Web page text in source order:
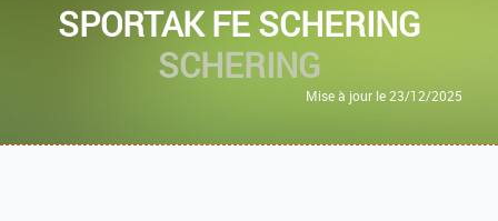
SPORTAK FE SCHERING
SCHERING
Mise à jour le 23/12/2025